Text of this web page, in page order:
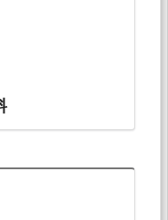
際學術研討會暨林
會。